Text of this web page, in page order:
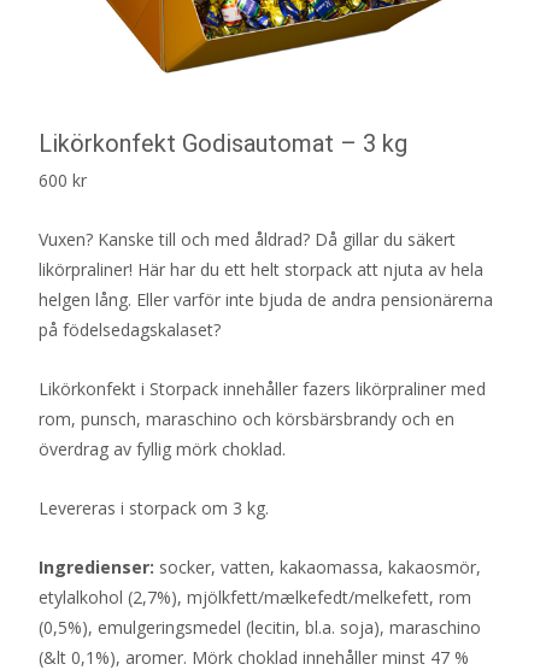
Likörkonfekt Godisautomat – 3 kg
600 kr
Vuxen? Kanske till och med åldrad? Då gillar du säkert
likörpraliner! Här har du ett helt storpack att njuta av hela
helgen lång. Eller varför inte bjuda de andra pensionärerna
på födelsedagskalaset?
Likörkonfekt i Storpack innehåller fazers likörpraliner med
rom, punsch, maraschino och körsbärsbrandy och en
överdrag av fyllig mörk choklad.
Levereras i storpack om 3 kg.
Ingredienser: socker, vatten, kakaomassa, kakaosmör,
etylalkohol (2,7%), mjölkfett/mælkefedt/melkefett, rom
(0,5%), emulgeringsmedel (lecitin, bl.a. soja), maraschino
(&lt 0,1%), aromer. Mörk choklad innehåller minst 47 %